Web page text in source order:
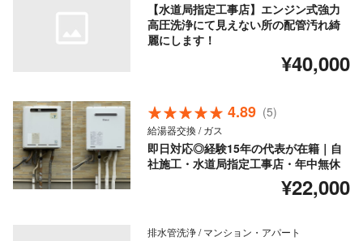
【水道局指定工事店】エンジン式強力
高圧洗浄にて見えない所の配管汚れ綺
麗にします！
¥40,000
4.89 (5)
給湯器交換 / ガス
即日対応◎経験15年の代表が在籍｜自
社施工・水道局指定工事店・年中無休
¥22,000
排水管洗浄 / マンション・アパート